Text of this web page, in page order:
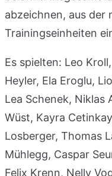
abzeichnen, aus der
Trainingseinheiten
Es spielten: Leo
Heyler, Ela Eroglu,
Lea Schenek, Niklas
Wüst, Kayra
Losberger, Thomas
Mühlegg, Caspar
Felix Krenn, Nelly